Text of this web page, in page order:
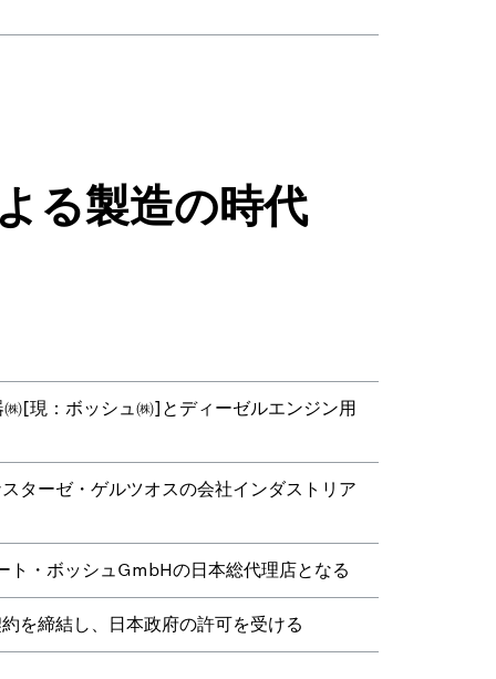
る製造の時代
[現：ボッシュ㈱]とディーゼルエンジン用
ターゼ・ゲルツオスの会社インダストリア
・ボッシュGmbHの日本総代理店となる
を締結し、日本政府の許可を受ける